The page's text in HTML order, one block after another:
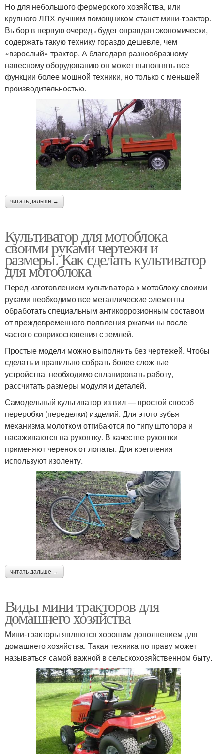
Но для небольшого фермерского хозяйства, или
крупного ЛПХ лучшим помощником станет мини-трактор.
Выбор в первую очередь будет оправдан экономически,
содержать такую технику гораздо дешевле, чем
«взрослый» трактор. А благодаря разнообразному
навесному оборудованию он может выполнять все
функции более мощной техники, но только с меньшей
производительностью.
читать дальше →
Культиватор для мотоблока
своими руками чертежи и
размеры. Как сделать культиватор
для мотоблока
Перед изготовлением культиватора к мотоблоку своими
руками необходимо все металлические элементы
обработать специальным антикоррозионным составом
от преждевременного появления ржавчины после
частого соприкосновения с землей.
Простые модели можно выполнить без чертежей. Чтобы
сделать и правильно собрать более сложные
устройства, необходимо спланировать работу,
рассчитать размеры модуля и деталей.
Самодельный культиватор из вил — простой способ
переробки (переделки) изделий. Для этого зубья
механизма молотком отгибаются по типу штопора и
насаживаются на рукоятку. В качестве рукоятки
применяют черенок от лопаты. Для крепления
используют изоленту.
читать дальше →
Виды мини тракторов для
домашнего хозяйства
Мини-тракторы являются хорошим дополнением для
домашнего хозяйства. Такая техника по праву может
называться самой важной в сельскохозяйственном быту.